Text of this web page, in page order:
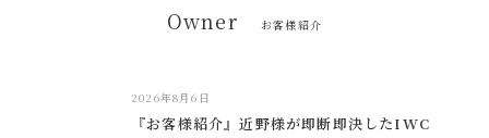
Owner お客様紹介
2026年8月6日
『お客様紹介』近野様が即断即決したIWC